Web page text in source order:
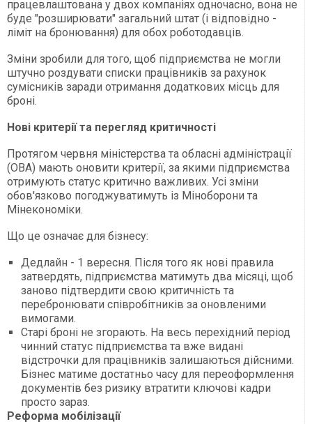
працевлаштована у двох компаніях одночасно, вона не
буде "розширювати" загальний штат (і відповідно -
ліміт на бронювання) для обох роботодавців.
Зміни зробили для того, щоб підприємства не могли
штучно роздувати списки працівників за рахунок
сумісників заради отримання додаткових місць для
броні.
Нові критерії та перегляд критичності
Протягом червня міністерства та обласні адміністрації
(ОВА) мають оновити критерії, за якими підприємства
отримують статус критично важливих. Усі зміни
обов'язково погоджуватимуть із Міноборони та
Мінекономіки.
Що це означає для бізнесу:
Дедлайн - 1 вересня. Після того як нові правила
затвердять, підприємства матимуть два місяці, щоб
заново підтвердити свою критичність та
перебронювати співробітників за оновленими
вимогами.
Старі броні не згорають. На весь перехідний період
чинний статус підприємства та вже видані
відстрочки для працівників залишаються дійсними.
Бізнес матиме достатньо часу для переоформлення
документів без ризику втратити ключові кадри
просто зараз.
Реформа мобілізації